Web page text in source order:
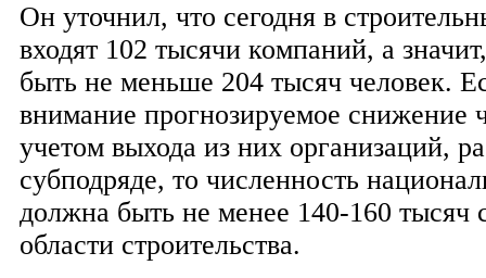
Он уточнил, что сегодня в
входят 102 тысячи компаний, а
быть не меньше 204 тысяч человек.
внимание прогнозируемое снижение
учетом выхода из них организаций,
субподряде, то численность
должна быть не менее 140-160 тысяч
области строительства.